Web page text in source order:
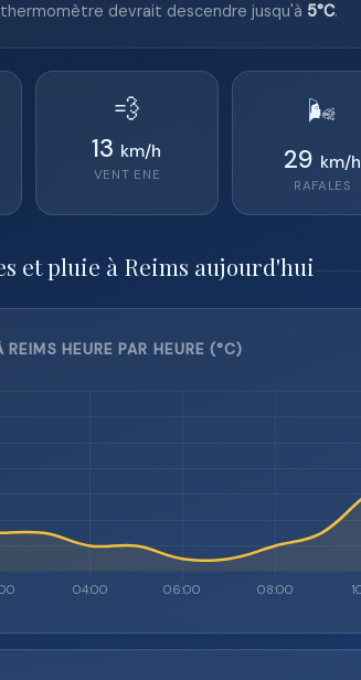
devrait descendre jusqu'à 5°C.
💨
13 km/h
VENT ENE
🌬️
29 km/h
RAFALES
et pluie à Reims aujourd'hui
REIMS HEURE PAR HEURE (°C)